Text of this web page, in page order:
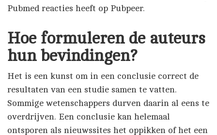
Pubmed reacties heeft op Pubpeer.
Hoe formuleren de auteurs
hun bevindingen?
Het is een kunst om in een conclusie correct de
resultaten van een studie samen te vatten.
Sommige wetenschappers durven daarin al eens te
overdrijven. Een conclusie kan helemaal
ontsporen als nieuwssites het oppikken of het een